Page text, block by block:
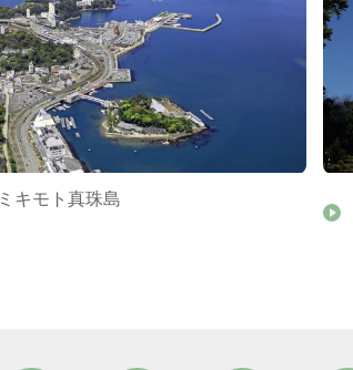
ミキモト真珠島